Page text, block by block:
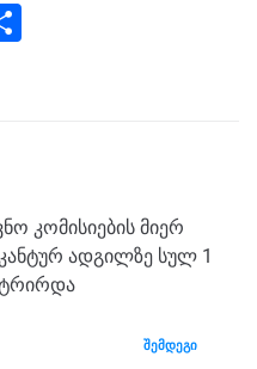
კომისიების მიერ
ადგილზე სულ 1
ᲨᲔᲛᲓᲔᲒᲘ